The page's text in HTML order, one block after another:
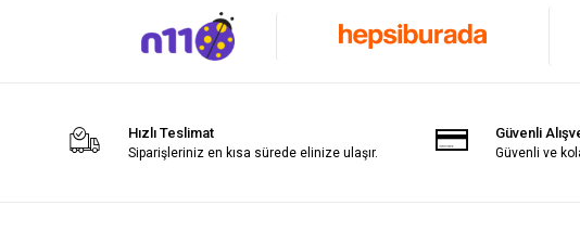
Hızlı Teslimat
Siparişleriniz en kısa sürede elinize ulaşır.
Güvenli
Güvenli ve